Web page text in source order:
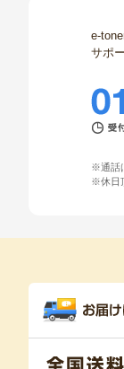
e-
サポ
※通話
※休日